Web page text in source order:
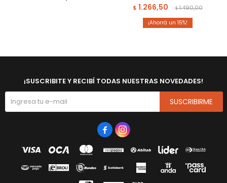
$ 1.266,50 $1.490,00
15
¡SUSCRIBITE Y RECIBÍ TODAS NUESTRAS NOVEDADES!
SUSCRIBIRME
 